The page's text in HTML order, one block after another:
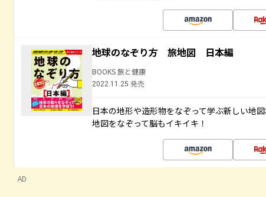
地球のなぞり方 旅地図 日本編
BOOKS 旅と健康
2022.11.25 発売
日本の地形や造形物をなぞって学ぶ新しい地
地図をなぞって脳もイキイキ！
AD